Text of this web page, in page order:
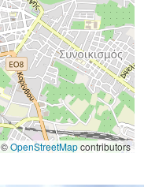
©OpenStreetMapcontributors